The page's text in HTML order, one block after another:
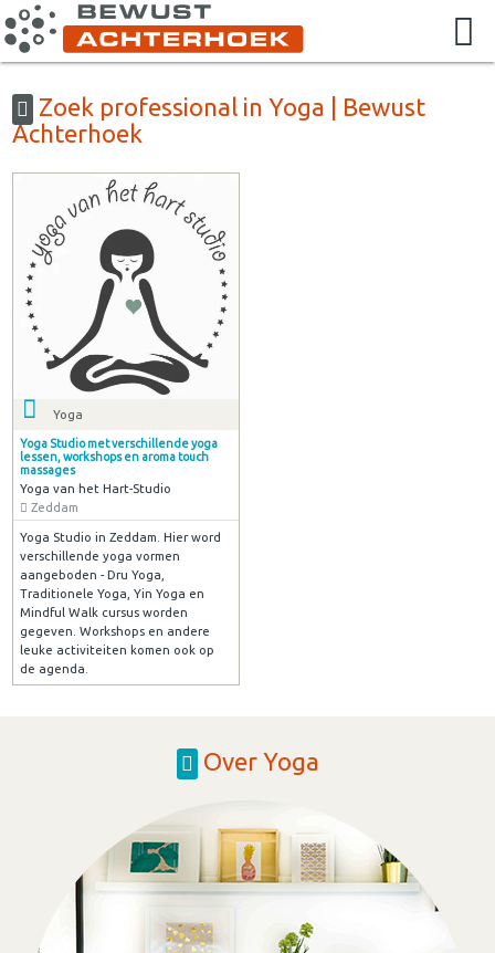
Zoek professional in Yoga | Bewust
Achterhoek
Yoga
Yoga Studio met verschillende yoga
lessen, workshops en aroma touch
massages
Yoga van het Hart-Studio
Zeddam
Yoga Studio in Zeddam. Hier word
verschillende yoga vormen
aangeboden - Dru Yoga,
Traditionele Yoga, Yin Yoga en
Mindful Walk cursus worden
gegeven. Workshops en andere
leuke activiteiten komen ook op
de agenda.
Over Yoga